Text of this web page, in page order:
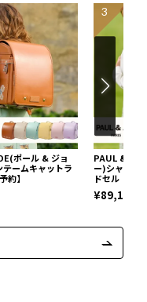
ポール & ジョ
ームキャットラ
約】
3
PAUL &
ー)シャトン
ドセル【予
¥89,100